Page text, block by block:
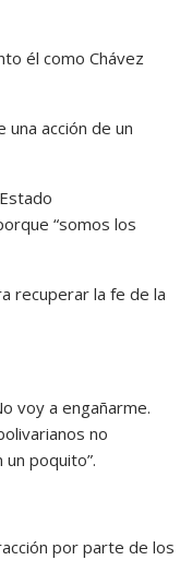
él como Chávez
acción de un
“somos los
recuperar la fe de la
voy a engañarme.
no
poquito”.
por parte de los